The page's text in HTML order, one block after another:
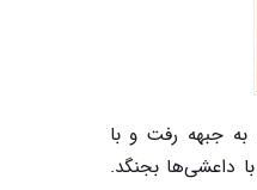
جبهه رفت و با
داعشی‌ها بجنگد.